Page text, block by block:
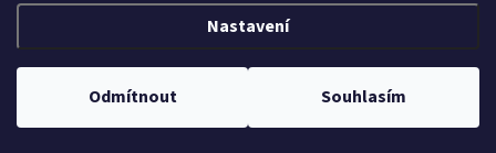
Nastavení
Odmítnout Souhlasím
Copyright 2026PhotoFunky . Všechna práva vyhrazena.